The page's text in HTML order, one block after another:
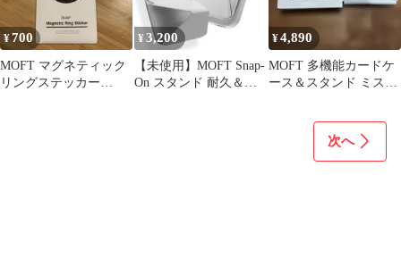
グリーン
¥700
MOFT マグネティック
リングステッカー
¥3,200
【未使用】MOFT Snap-
On スタンド 耐久＆磁
¥4,890
MOFT 多機能カードケ
ース＆スタンド ミステ
次へ